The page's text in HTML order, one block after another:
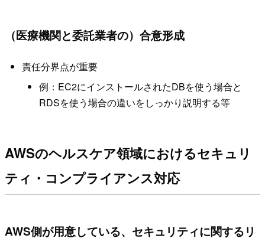
（医療機関と委託業者の）合意形成
責任分界点が重要
例：EC2にインストールされたDBを使う場合と
RDSを使う場合の違いをしっかり説明する等
AWSのヘルスケア領域におけるセキュリ
ティ・コンプライアンス対応
AWS側が用意している、セキュリティに関するリ